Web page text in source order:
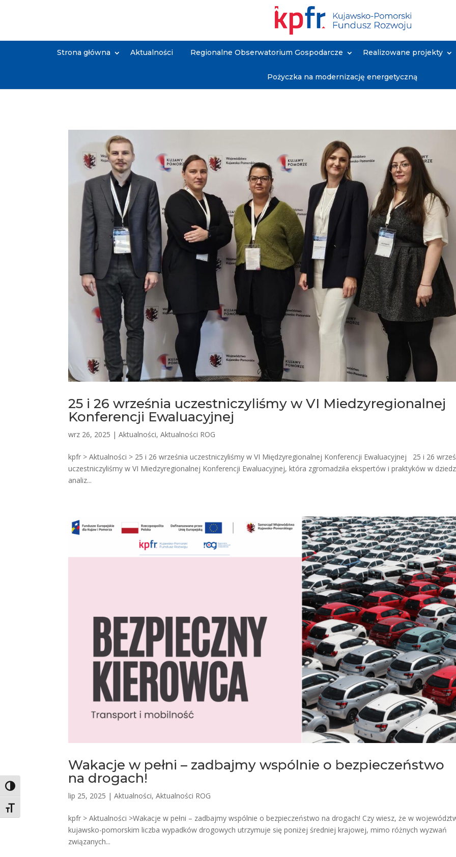
Toggle High Contrast
Toggle Font size
Strona główna Aktualności Regionalne Obserwatorium Gospodarcze Realizowane projekty
Pożyczka na modernizację energetyczną
25 i 26 września uczestniczyliśmy w VI Miedzyregionalnej
Konferencji Ewaluacyjnej
wrz 26, 2025 |Aktualności,Aktualności ROG
kpfr > Aktualności > 25 i 26 września uczestniczyliśmy w VI Międzyregionalnej Konferencji Ewaluacyjnej 25 i 26
uczestniczyliśmy w VI Miedzyregionalnej Konferencji Ewaluacyjnej, która zgromadziła ekspertów i praktyków w
analiz...
Wakacje w pełni – zadbajmy wspólnie o bezpieczeństwo
na drogach!
lip 25, 2025 |Aktualności,Aktualności ROG
kpfr > Aktualności >Wakacje w pełni – zadbajmy wspólnie o bezpieczeństwo na drogach! Czy wiesz, że w
kujawsko-pomorskim liczba wypadków drogowych utrzymuje się poniżej średniej krajowej, mimo różnych wyzwań
związanych...